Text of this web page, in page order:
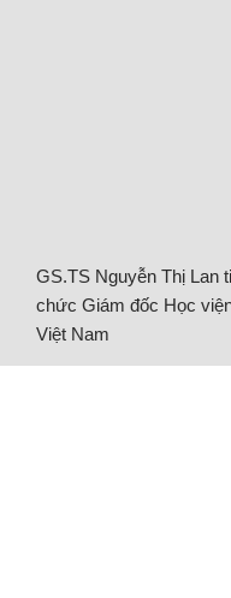
GS.TS Nguyễn Thị Lan
chức Giám đốc Học
Việt Nam